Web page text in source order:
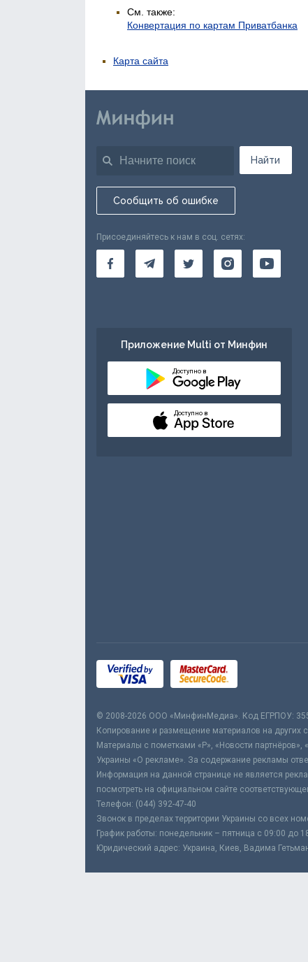
См. также:
Конвертация по картам Приватбанка
Карта сайта
Найти
Сообщить об ошибке
Присоединяйтесь к нам в соц. сетях:
Приложение Multi от Минфин
Доступно в
Доступно в
© 2008-2026 ООО «МинфинМедиа». Код ЕГРПОУ:
Копирование и размещение материалов на других
Материалы с пометками «Р», «Новости
Украины «О рекламе». За содержание рекламы
Информация на данной странице не является
посмотреть на официальном сайте
Телефон: (044) 392-47-40
Звонок в пределах территории Украины со всех
График работы: понедельник – пятница с 09:00 до
Юридический адрес: Украина, Киев, Вадима